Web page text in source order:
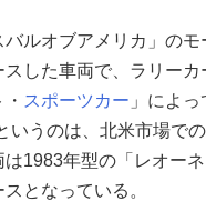
バルオブアメリカ」の
スした車両で、ラリー
スポーツカー 」によ
いうのは、北米市場での
は1983年型の「レオー
となっている。